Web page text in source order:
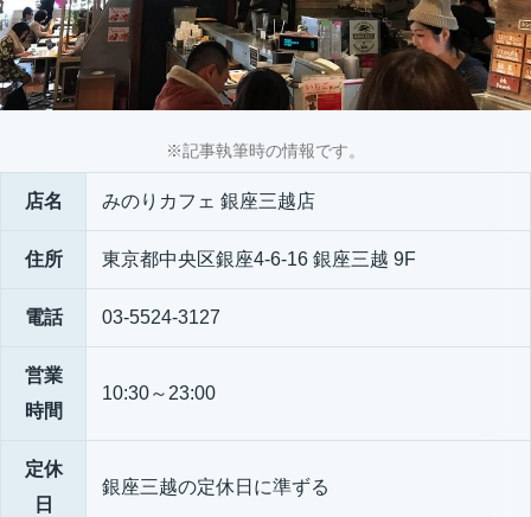
※記事執筆時の情報です。
店名 みのりカフェ 銀座三越店
住所 東京都中央区銀座4-6-16 銀座三越 9F
電話 03-5524-3127
営業
時間
10:30～23:00
定休
日
銀座三越の定休日に準ずる